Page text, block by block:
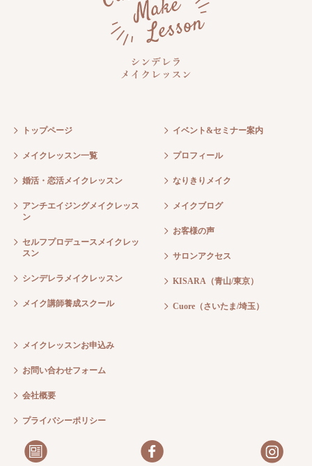
トップページ
メイクレッスン一覧
婚活・恋活メイクレッスン
アンチエイジングメイクレッス
ン
セルフプロデュースメイクレッ
スン
シンデレラメイクレッスン
メイク講師養成スクール
イベント&セミナー案内
プロフィール
なりきりメイク
メイクブログ
お客様の声
サロンアクセス
KISARA（青山/東京）
Cuore（さいたま/埼玉）
メイクレッスンお申込み
お問い合わせフォーム
会社概要
プライバシーポリシー